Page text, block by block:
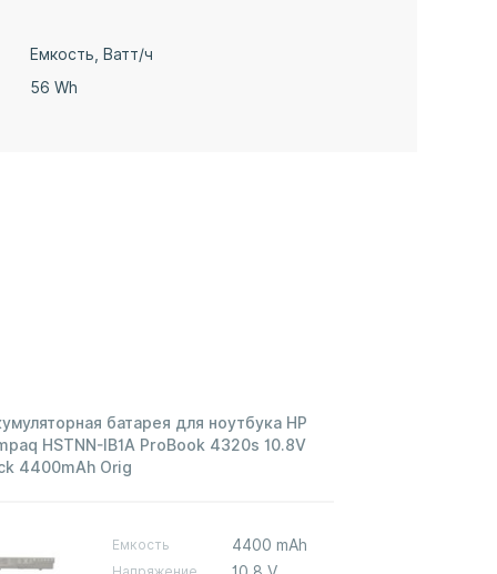
Емкость, Ватт/ч
56 Wh
батарея для ноутбука HP
HSTNN-IB1A ProBook 4320s 10.8V
4400mAh Orig
Емкость 4400 mAh